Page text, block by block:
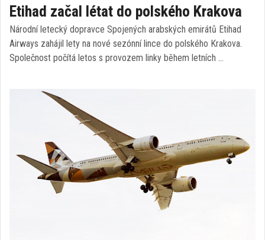
Etihad začal létat do polského Krakova
Národní letecký dopravce Spojených arabských emirátů Etihad
Airways zahájil lety na nové sezónní lince do polského Krakova.
Společnost počítá letos s provozem linky během letních …